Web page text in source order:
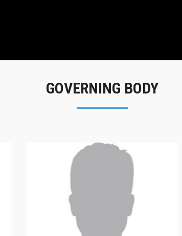
GOVERNING BODY
Profesor Begum
Founder Organization representative